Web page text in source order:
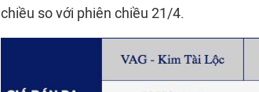
chiều so với phiên chiều 21/4.